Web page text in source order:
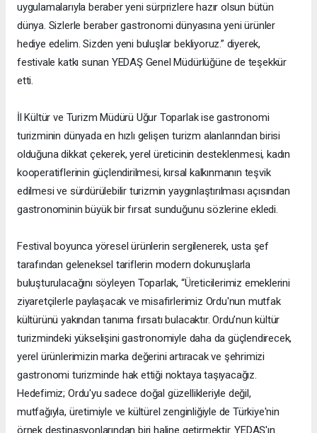
uygulamalarıyla beraber yeni sürprizlere hazır olsun bütün
dünya. Sizlerle beraber gastronomi dünyasına yeni ürünler
hediye edelim. Sizden yeni buluşlar bekliyoruz.” diyerek,
festivale katkı sunan YEDAŞ Genel Müdürlüğüne de teşekkür
etti.
İl Kültür ve Turizm Müdürü Uğur Toparlak ise gastronomi
turizminin dünyada en hızlı gelişen turizm alanlarından birisi
olduğuna dikkat çekerek, yerel üreticinin desteklenmesi, kadın
kooperatiflerinin güçlendirilmesi, kırsal kalkınmanın teşvik
edilmesi ve sürdürülebilir turizmin yaygınlaştırılması açısından
gastronominin büyük bir fırsat sunduğunu sözlerine ekledi.
Festival boyunca yöresel ürünlerin sergilenerek, usta şef
tarafından geleneksel tariflerin modern dokunuşlarla
buluşturulacağını söyleyen Toparlak, “Üreticilerimiz emeklerini
ziyaretçilerle paylaşacak ve misafirlerimiz Ordu'nun mutfak
kültürünü yakından tanıma fırsatı bulacaktır. Ordu’nun kültür
turizmindeki yükselişini gastronomiyle daha da güçlendirecek,
yerel ürünlerimizin marka değerini artıracak ve şehrimizi
gastronomi turizminde hak ettiği noktaya taşıyacağız.
Hedefimiz; Ordu'yu sadece doğal güzellikleriyle değil,
mutfağıyla, üretimiyle ve kültürel zenginliğiyle de Türkiye'nin